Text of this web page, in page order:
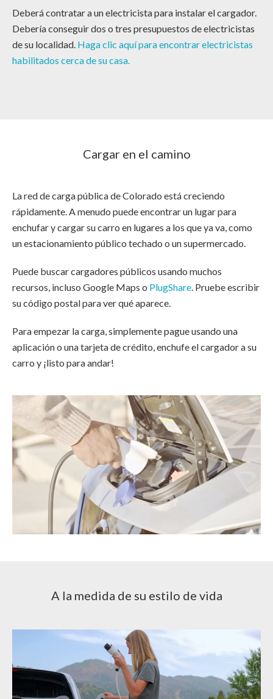
Deberá contratar a un electricista para instalar el cargador.
Debería conseguir dos o tres presupuestos de electricistas
de su localidad. Haga clic aquí para encontrar electricistas
habilitados cerca de su casa.
Cargar en el camino
La red de carga pública de Colorado está creciendo
rápidamente. A menudo puede encontrar un lugar para
enchufar y cargar su carro en lugares a los que ya va, como
un estacionamiento público techado o un supermercado.
Puede buscar cargadores públicos usando muchos
recursos, incluso Google Maps o PlugShare. Pruebe escribir
su código postal para ver qué aparece.
Para empezar la carga, simplemente pague usando una
aplicación o una tarjeta de crédito, enchufe el cargador a su
carro y ¡listo para andar!
A la medida de su estilo de vida